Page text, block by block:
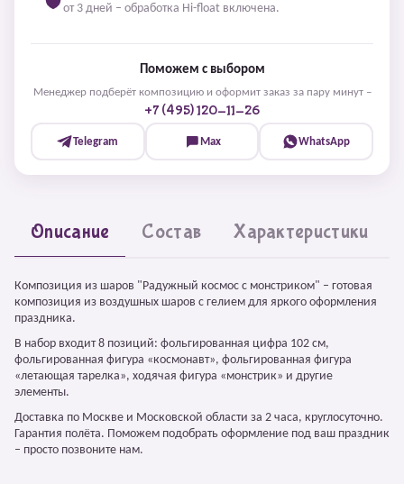
от 3 дней – обработка Hi-float включена.
Поможем с выбором
Менеджер подберёт композицию и оформит заказ за пару минут –
+7 (495) 120-11-26
Telegram Max WhatsApp
Описание Состав Характеристики
Композиция из шаров "Радужный космос с монстриком" – готовая
композиция из воздушных шаров с гелием для яркого оформления
праздника.
В набор входит 8 позиций: фольгированная цифра 102 см,
фольгированная фигура «космонавт», фольгированная фигура
«летающая тарелка», ходячая фигура «монстрик» и другие
элементы.
Доставка по Москве и Московской области за 2 часа, круглосуточно.
Гарантия полёта. Поможем подобрать оформление под ваш праздник
– просто позвоните нам.